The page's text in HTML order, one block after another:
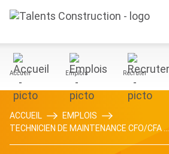
Accueil Emplois Recruter
ACCUEIL
EMPLOIS
TECHNICIEN DE MAINTENANCE CFO/CFA ...